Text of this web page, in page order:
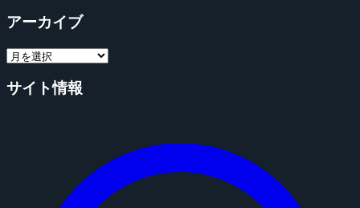
アーカイブ
サイト情報